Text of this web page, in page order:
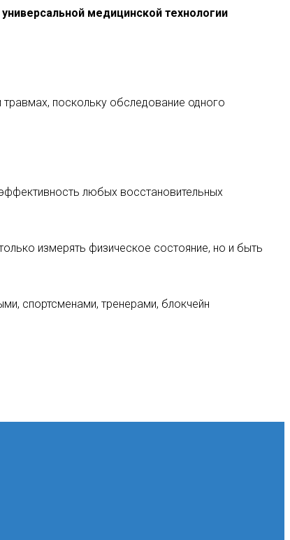
медицинской технологии
поскольку обследование одного
любых восстановительных
измерять физическое состояние, но и быть
спортсменами, тренерами, блокчейн